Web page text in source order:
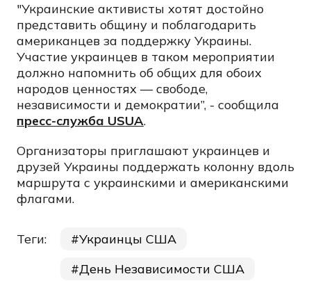
"Украинские активисты хотят достойно
представить общину и поблагодарить
американцев за поддержку Украины.
Участие украинцев в таком мероприятии
должно напомнить об общих для обоих
народов ценностях — свободе,
независимости и демократии”, - сообщила
пресс-служба USUA.
Организаторы приглашают украинцев и
друзей Украины поддержать колонну вдоль
маршрута с украинскими и американскими
флагами.
Теги:
Украинцы США
День Независимости США